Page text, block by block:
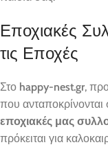
Εποχιακές
τις Εποχές
Στο happy-nest.gr,
που ανταποκρίνονται
εποχιακές μας
πρόκειται για